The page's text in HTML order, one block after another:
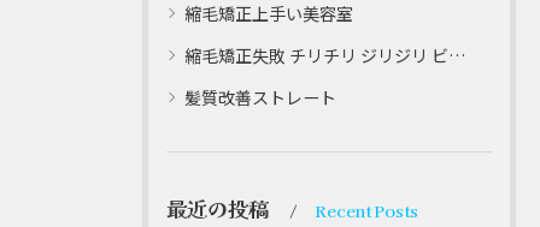
縮毛矯正上手い美容室
縮毛矯正失敗 チリチリ ジリジリ ビビり直し専門
髪質改善ストレート
最近の投稿 Recent Posts